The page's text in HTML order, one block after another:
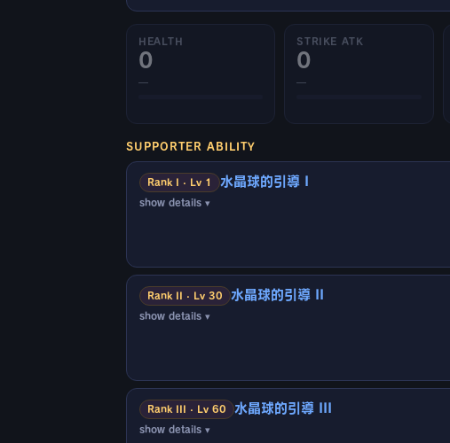
HEALTH
0
—
STRIKE ATK
0
—
SUPPORTER ABILITY
Rank I · Lv 1 水晶球的引導 I
show details ▾
▼發動條件
在自身的昇龍衝擊的勝負卡片選擇中敗北時（機率10%）
▼效果內容
○在勝負卡片選擇中勝利（1次）
Rank II · Lv 30 水晶球的引導 II
show details ▾
▼發動條件
在自身的昇龍衝擊的勝負卡片選擇中敗北時（機率20%）
Rank III · Lv 60 水晶球的引導 III
show details ▾